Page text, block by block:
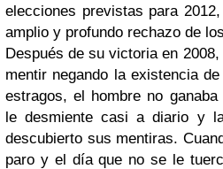
elecciones previstas para
amplio y profundo rechazo de
Después de su victoria en
mentir negando la existencia
estragos, el hombre no
le desmiente casi a diario y
descubierto sus mentiras.
paro y el día que no se le